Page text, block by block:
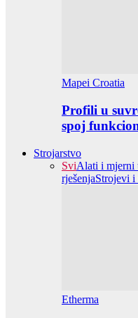
Mapei Croatia
Profili u
spoj
Strojarstvo
SviAlati i mjerni
rješenjaStrojevi i
Etherma